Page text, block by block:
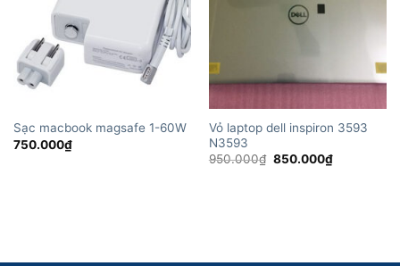
Sạc macbook magsafe 1-60W
750.000₫
Vỏ laptop dell inspiron 3593
N3593
950.000₫ Giá
850.000₫Giá
hiện